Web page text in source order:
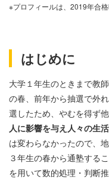
※プロフィールは、2019年合格
はじめに
大学１年生のときまで教
の春、前年から抽選で外
選したため、やむを得ず
人に影響を与え人々の生
は変わらなかったので、
３年生の春から通塾する
を用いて数的処理・判断